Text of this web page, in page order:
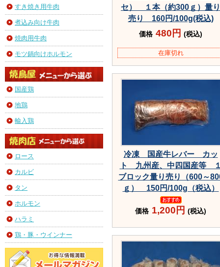
すき焼き用牛肉
煮込み向け牛肉
焼肉用牛肉
モツ鍋向けホルモン
国産鶏
地鶏
輸入鶏
ロース
カルビ
タン
ホルモン
ハラミ
鶏・豚・ウインナー
セ） １本（約300ｇ）量り
売り 160円/100g(税込)
価格 480円 (税込)
在庫切れ
冷凍 国産牛レバー カッ
ト 九州産、中四国産等
ブロック量り売り（600～
ｇ） 150円/100g（税込）
価格 1,200円 (税込)